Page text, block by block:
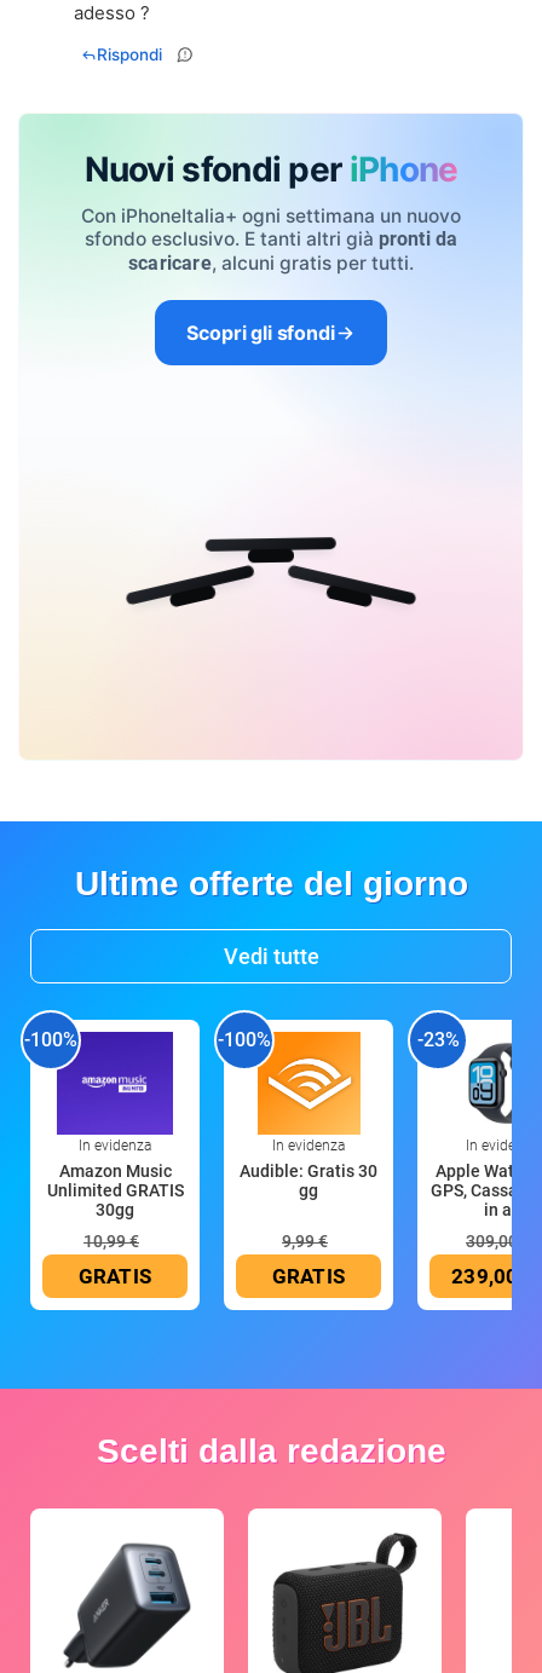
adesso ?
Rispondi
Nuovi sfondi per iPhone
Con iPhoneItalia+ ogni settimana un nuovo
sfondo esclusivo. E tanti altri già pronti da
scaricare, alcuni gratis per tutti.
Scopri gli sfondi
Ultime offerte del giorno
Vedi tutte
-100%
In evidenza
Amazon Music
Unlimited GRATIS
30gg
10,99 €
GRATIS
-100%
In evidenza
Audible: Gratis 30
gg
9,99 €
GRATIS
-23%
In evidenza
Apple Watch
GPS, Cassa
in all
309,00 €
239,00 €
Scelti dalla redazione